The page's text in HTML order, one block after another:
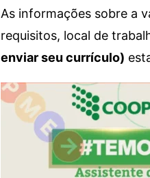
As informações sobre a
requisitos, local de
enviar seu currículo)